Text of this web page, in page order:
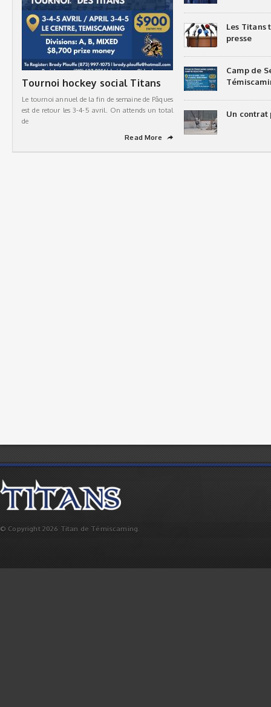
Tournoi hockey social Titans
Le tournoi annuel de la fin de semaine de Pâques
est de retour les 3-4-5 avril. On attends un total
de
Read More
➦
Les Titans
presse
Camp de
Un contrat
© Copyright 2026 Titan de Témiscaming.